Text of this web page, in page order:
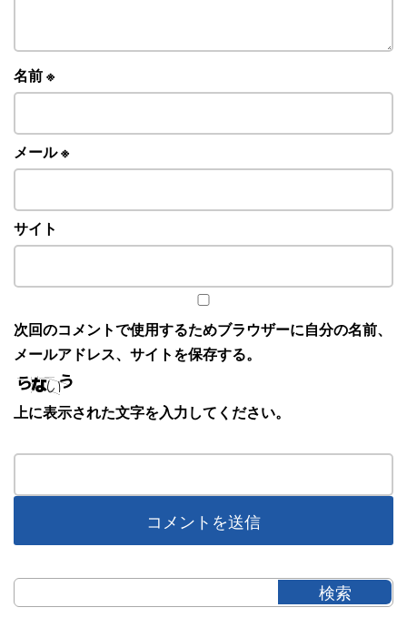
名前※
メール※
サイト
次回のコメントで使用するためブラウザーに自分の名前、
メールアドレス、サイトを保存する。
上に表示された文字を入力してください。